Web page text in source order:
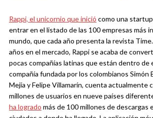
Rappi, el unicornio que inició como una
entrar en el listado de las 100 empresas más
mundo, que cada año presenta la revista
años en el mercado, Rappi se acaba de
pocas compañías latinas que están dentro de
compañía fundada por los colombianos Simón
Mejía y Felipe Villamarín, cuenta actualmente
millones de usuarios en nueve países
ha logrado más de 100 millones de descargas